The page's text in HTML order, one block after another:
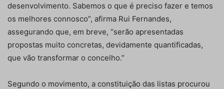
desenvolvimento. Sabemos o que é preciso fazer e temos
os melhores connosco”, afirma Rui Fernandes,
assegurando que, em breve, “serão apresentadas
propostas muito concretas, devidamente quantificadas,
que vão transformar o concelho.”
Segundo o movimento, a constituição das listas procurou